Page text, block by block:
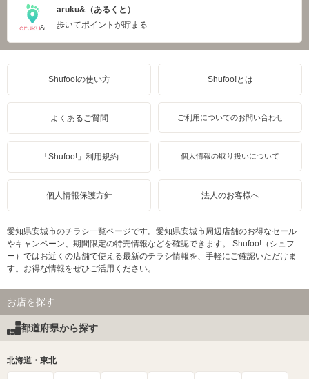
aruku&（あるくと）
歩いてポイントが貯まる
Shufoo!の使い方 Shufoo!とは
よくあるご質問 ご利用についてのお問い合わせ
「Shufoo!」利用規約 個人情報の取り扱いについて
個人情報保護方針 法人のお客様へ
愛知県安城市のチラシ一覧ページです。愛知県安城市周辺店舗のお得なセール
やキャンペーン、期間限定の特売情報などを確認できます。 Shufoo!（シュフ
ー）ではお近くの店舗で使える最新のチラシ情報を、手軽にご確認いただけま
す。お得な情報をぜひご活用ください。
お店を探す
都道府県から探す
北海道・東北